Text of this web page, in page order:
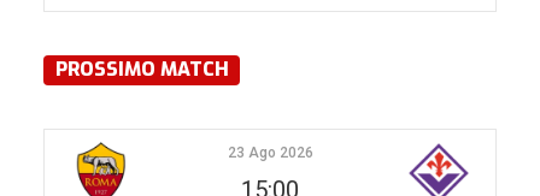
PROSSIMO MATCH
23 Ago 2026
15:00